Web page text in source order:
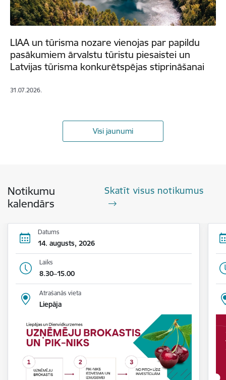
LIAA un tūrisma nozare vienojas par papildu
pasākumiem ārvalstu tūristu piesaistei un
Latvijas tūrisma konkurētspējas stiprināšanai
31.07.2026.
Visi jaunumi
Notikumu
kalendārs
Skatīt visus notikumus
Datums
14. augusts, 2026
Laiks
8.30–15.00
Atrašanās vieta
Liepāja